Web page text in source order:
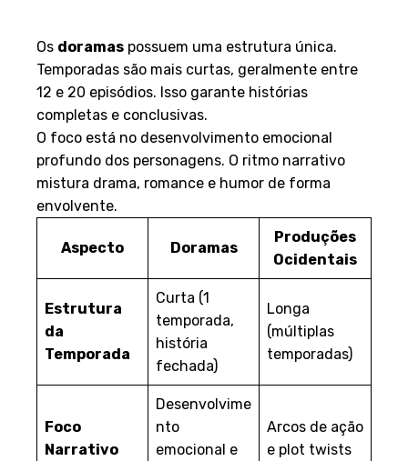
Os doramas possuem uma estrutura única.
Temporadas são mais curtas, geralmente entre
12 e 20 episódios. Isso garante histórias
completas e conclusivas.
O foco está no desenvolvimento emocional
profundo dos personagens. O ritmo narrativo
mistura drama, romance e humor de forma
envolvente.
Aspecto Doramas
Produções
Ocidentais
Estrutura
da
Temporada
Curta (1
temporada,
história
fechada)
Longa
(múltiplas
temporadas)
Foco
Narrativo
Desenvolvime
nto
emocional e
Arcos de ação
e plot twists